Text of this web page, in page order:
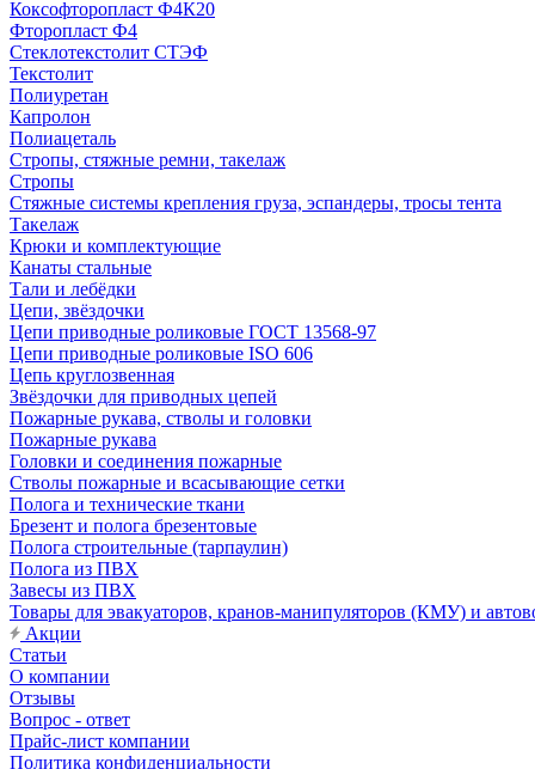
Коксофторопласт Ф4К20
Фторопласт Ф4
Стеклотекстолит СТЭФ
Текстолит
Полиуретан
Капролон
Полиацеталь
Стропы, стяжные ремни, такелаж
Стропы
Стяжные системы крепления груза, эспандеры, тросы тента
Такелаж
Крюки и комплектующие
Канаты стальные
Тали и лебёдки
Цепи, звёздочки
Цепи приводные роликовые ГОСТ 13568-97
Цепи приводные роликовые ISO 606
Цепь круглозвенная
Звёздочки для приводных цепей
Пожарные рукава, стволы и головки
Пожарные рукава
Головки и соединения пожарные
Стволы пожарные и всасывающие сетки
Полога и технические ткани
Брезент и полога брезентовые
Полога строительные (тарпаулин)
Полога из ПВХ
Завесы из ПВХ
Товары для эвакуаторов, кранов-манипуляторов (КМУ) и
Акции
Статьи
О компании
Отзывы
Вопрос - ответ
Прайс-лист компании
Политика конфиденциальности